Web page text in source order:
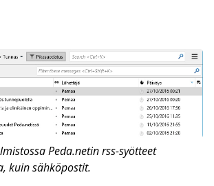
Peda.netin rss-syötteet
kuin sähköpostit.